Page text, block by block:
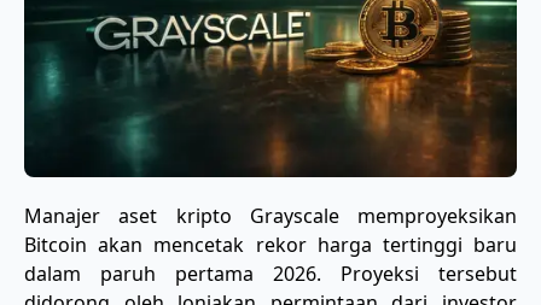
Manajer aset kripto Grayscale memproyeksikan
Bitcoin akan mencetak rekor harga tertinggi baru
dalam paruh pertama 2026. Proyeksi tersebut